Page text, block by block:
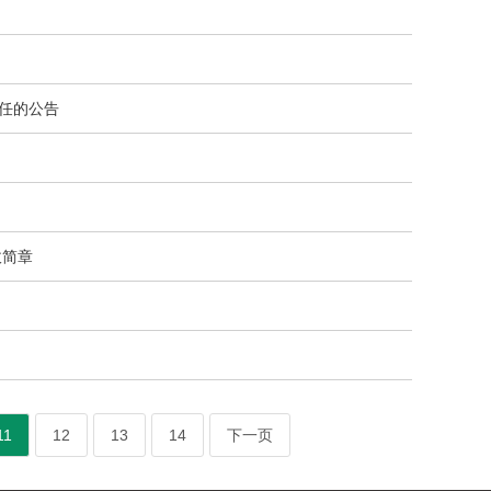
的公告
章
12 13 14 下一页